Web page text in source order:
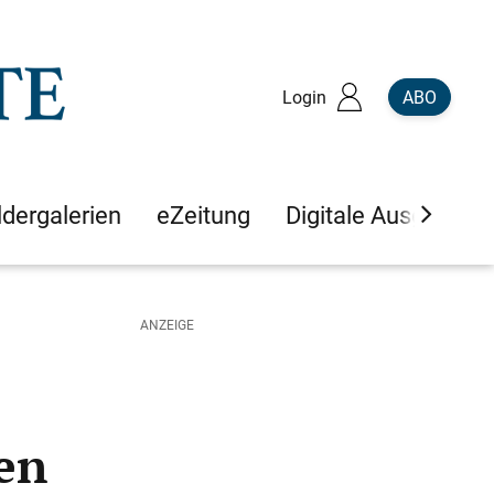
Login ABO
eZeitung Digitale Ausgaben